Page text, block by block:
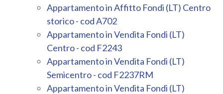
Appartamento in Affitto Fondi (LT) Centro
storico - cod A702
Appartamento in Vendita Fondi (LT)
Centro - cod F2243
Appartamento in Vendita Fondi (LT)
Semicentro - cod F2237RM
Appartamento in Vendita Fondi (LT)
Commerciali
Industriali
Terreni